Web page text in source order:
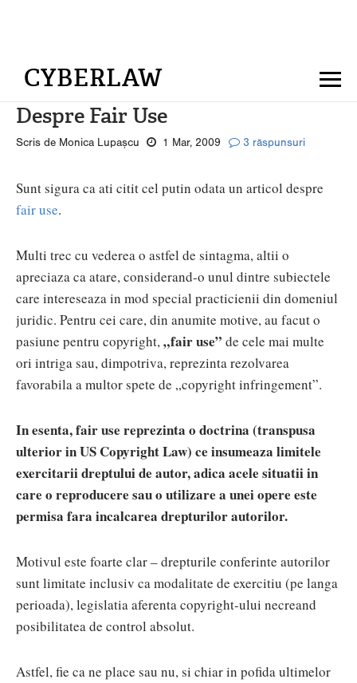
CYBERLAW
Despre Fair Use
Scris de Monica Lupașcu 1 Mar, 2009 3 răspunsuri
Sunt sigura ca ati citit cel putin odata un articol despre
fair use.
Multi trec cu vederea o astfel de sintagma, altii o
apreciaza ca atare, considerand-o unul dintre subiectele
care intereseaza in mod special practicienii din domeniul
juridic. Pentru cei care, din anumite motive, au facut o
pasiune pentru copyright,„fair use” de cele mai multe
ori intriga sau, dimpotriva, reprezinta rezolvarea
favorabila a multor spete de „copyright infringement”.
In esenta, fair use reprezinta o doctrina (transpusa
ulterior in US Copyright Law) ce insumeaza limitele
exercitarii dreptului de autor, adica acele situatii in
care o reproducere sau o utilizare a unei opere este
permisa fara incalcarea drepturilor autorilor.
Motivul este foarte clar – drepturile conferinte autorilor
sunt limitate inclusiv ca modalitate de exercitiu (pe langa
perioada), legislatia aferenta copyright-ului necreand
posibilitatea de control absolut.
Astfel, fie ca ne place sau nu, si chiar in pofida ultimelor